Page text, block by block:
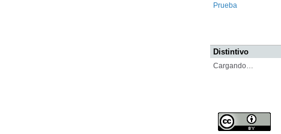
Prueba
Distintivo
Cargando…